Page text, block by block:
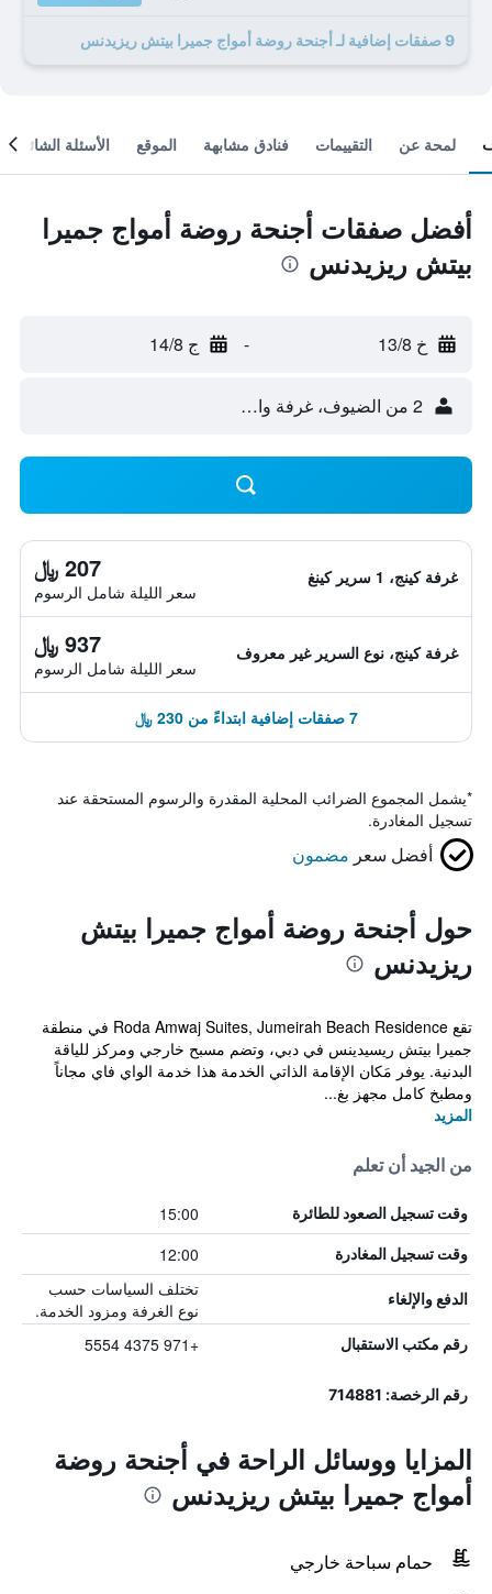
9 صفقات إضافية لـ أجنحة روضة أمواج جميرا بيتش ريزيدنس
لمحة عن التقييمات فنادق مشابهة الموقع الأسئلة الشائعة
أفضل صفقات أجنحة روضة أمواج جميرا
بيتش ريزيدنس
خ 13/8 - ج 14/8
2 من الضيوف، غرفة واحدة
غرفة كينج، 1 سرير كينغ 207 ﷼
سعر الليلة شامل الرسوم
غرفة كينج، نوع السرير غير معروف 937 ﷼
سعر الليلة شامل الرسوم
7 صفقات إضافية ابتداءً من 230 ﷼
*يشمل المجموع الضرائب المحلية المقدرة والرسوم المستحقة عند
تسجيل المغادرة.
أفضل سعر مضمون
حول أجنحة روضة أمواج جميرا بيتش
ريزيدنس
تقع Roda Amwaj Suites, Jumeirah Beach Residence في منطقة
جميرا بيتش ريسيدينس في دبي، وتضم مسبح خارجي ومركز للياقة
البدنية. يوفر مَكان الإقامة الذاتي الخدمة هذا خدمة الواي فاي مجاناً
ومطبخ كامل مجهز بغ...
المزيد
من الجيد أن تعلم
وقت تسجيل الصعود للطائرة 15:00
وقت تسجيل المغادرة 12:00
الدفع والإلغاء
تختلف السياسات حسب
نوع الغرفة ومزود الخدمة.
رقم مكتب الاستقبال +971 4375 5554
رقم الرخصة: 714881
المزايا ووسائل الراحة في أجنحة روضة
أمواج جميرا بيتش ريزيدنس
حمام سباحة خارجي